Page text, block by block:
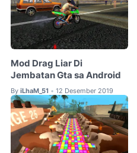
Mod Drag Liar Di
Jembatan Gta sa Android
By iLhaM_51 • 12 Desember 2019